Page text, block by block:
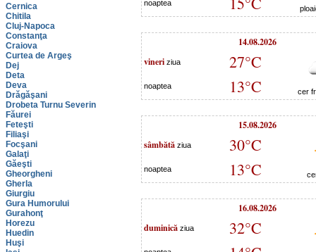
Cernica
Chitila
Cluj-Napoca
Constanţa
Craiova
Curtea de Argeş
Dej
Deta
Deva
Drăgăşani
Drobeta Turnu Severin
Făurei
Feteşti
Filiaşi
Focşani
Galaţi
Găeşti
Gheorgheni
Gherla
Giurgiu
Gura Humorului
Gurahonţ
Horezu
Huedin
Huşi
noaptea
14.08.2026
vineri ziua 27°C
cer
noaptea 13°C
15.08.2026
sâmbătă ziua 30°C
noaptea 13°C
16.08.2026
duminică ziua 32°C